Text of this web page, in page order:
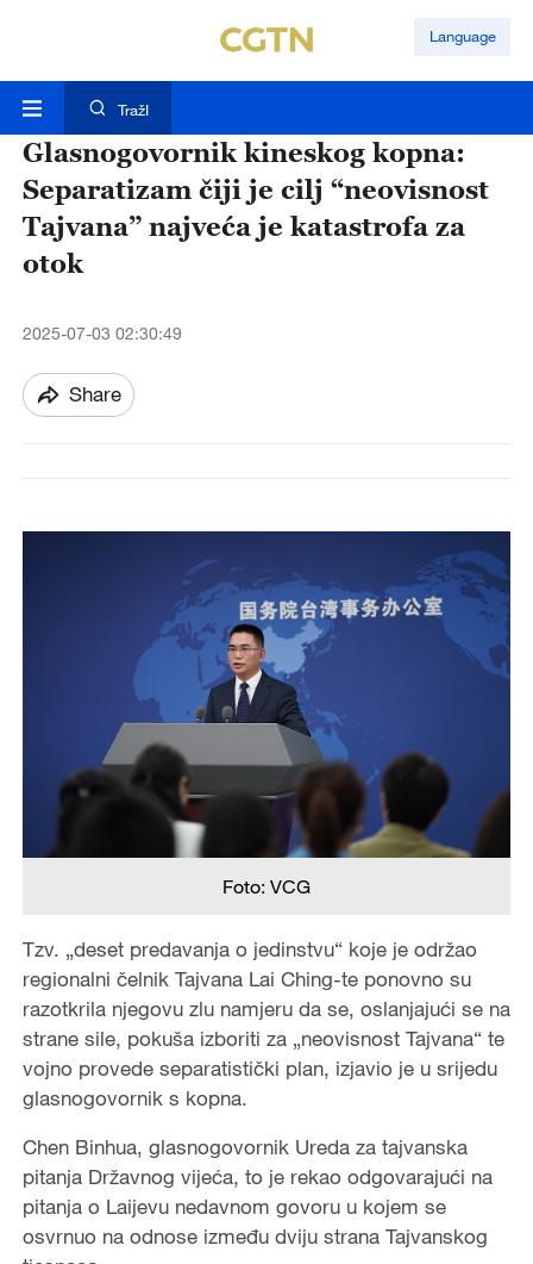
Language
TražI
Glasnogovornik kineskog kopna:
Separatizam čiji je cilj “neovisnost
Tajvana” najveća je katastrofa za
otok
2025-07-03 02:30:49
Share
Foto: VCG
Tzv. „deset predavanja o jedinstvu“ koje je održao
regionalni čelnik Tajvana Lai Ching-te ponovno su
razotkrila njegovu zlu namjeru da se, oslanjajući se na
strane sile, pokuša izboriti za „neovisnost Tajvana“ te
vojno provede separatistički plan, izjavio je u srijedu
glasnogovornik s kopna.
Chen Binhua, glasnogovornik Ureda za tajvanska
pitanja Državnog vijeća, to je rekao odgovarajući na
pitanja o Laijevu nedavnom govoru u kojem se
osvrnuo na odnose između dviju strana Tajvanskog